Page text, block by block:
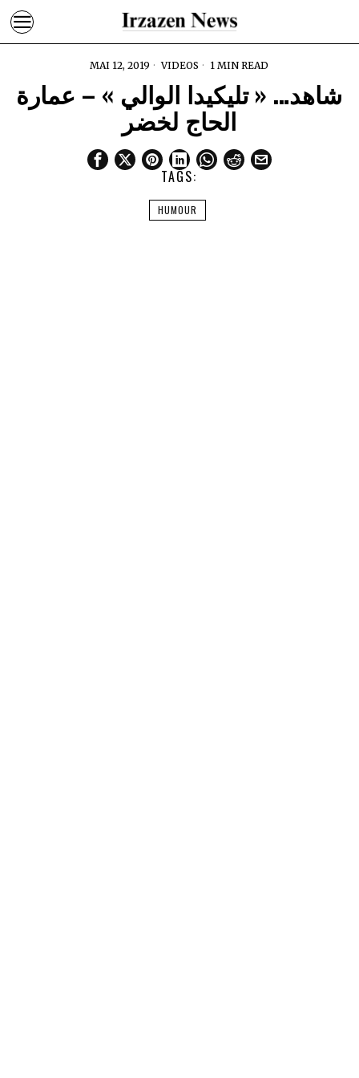
MAI 12, 2019 VIDEOS 1 MIN READ
شاهد… « تليكيدا الوالي » – عمارة
الحاج لخضر
TAGS:
HUMOUR